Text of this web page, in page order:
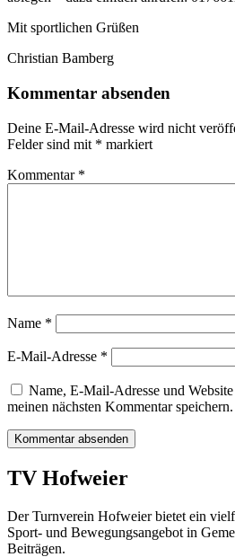
Mit sportlichen Grüßen
Christian Bamberg
Kommentar absenden
Deine E-Mail-Adresse wird nicht
Felder sind mit * markiert
Kommentar *
Name *
E-Mail-Adresse *
Name, E-Mail-Adresse und
meinen nächsten Kommentar speichern.
TV Hofweier
Der Turnverein Hofweier bietet ein
Sport- und Bewegungsangebot in
Beiträgen.